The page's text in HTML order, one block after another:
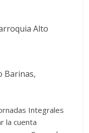
Alto
Barinas,
Integrales
la cuenta